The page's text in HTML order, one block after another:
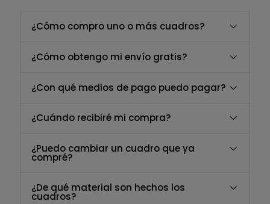
¿Cómo compro uno o más cuadros?
¿Cómo obtengo mi envío gratis?
¿Con qué medios de pago puedo pagar?
¿Cuándo recibiré mi compra?
¿Puedo cambiar un cuadro que ya
compré?
¿De qué material son hechos los
cuadros?